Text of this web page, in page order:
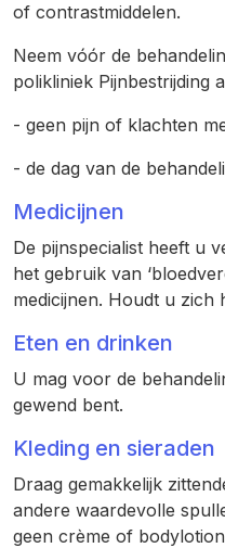
of contrastmiddelen.
Neem vóór de
polikliniek Pijnbestrijding
- geen pijn of klachten
- de dag van de
Medicijnen
De pijnspecialist heeft u
het gebruik van
medicijnen. Houdt u zich
Eten en drinken
U mag voor de
gewend bent.
Kleding en sieraden
Draag gemakkelijk
andere waardevolle
geen crème of